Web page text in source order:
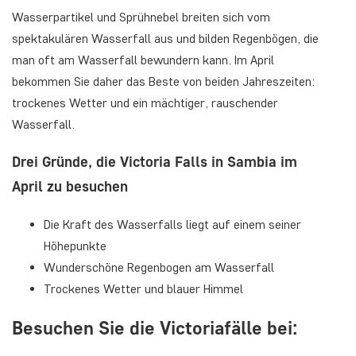
Wasserpartikel und Sprühnebel breiten sich vom
spektakulären Wasserfall aus und bilden Regenbögen, die
man oft am Wasserfall bewundern kann. Im April
bekommen Sie daher das Beste von beiden Jahreszeiten:
trockenes Wetter und ein mächtiger, rauschender
Wasserfall.
Drei Gründe, die Victoria Falls in Sambia im
April zu besuchen
Die Kraft des Wasserfalls liegt auf einem seiner
Höhepunkte
Wunderschöne Regenbogen am Wasserfall
Trockenes Wetter und blauer Himmel
Besuchen Sie die Victoriafälle bei: